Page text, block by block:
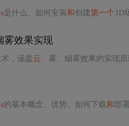
是什么、如何安装和创建第一个3D
雾效果实现
，涵盖 云 、雾、烟雾效果的实现原理与着色器编码，介绍了
的基本概念、优势、如何下载和部署